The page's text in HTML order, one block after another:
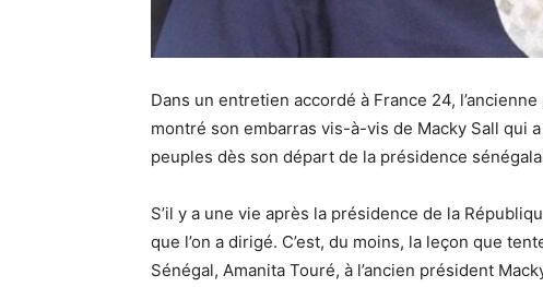
Dans un entretien accordé à France 24,
montré son embarras vis-à-vis de Macky Sall qui
peuples dès son départ de la présidence
S’il y a une vie après la présidence de la
que l’on a dirigé. C’est, du moins, la leçon que
Sénégal, Amanita Touré, à l’ancien président